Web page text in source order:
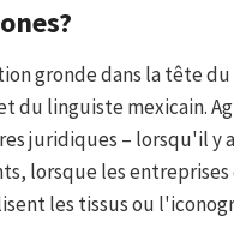
gronde dans la tête du
du linguiste mexicain.
juridiques – lorsqu'il y
lorsque les
les tissus ou